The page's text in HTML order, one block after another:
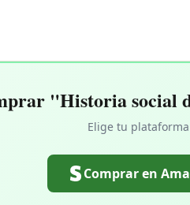
"Historia social
Elige tu
Comprar en